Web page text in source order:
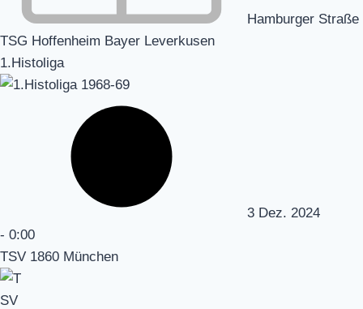
Hamburger Straße
TSG Hoffenheim Bayer Leverkusen
1.Histoliga
3 Dez. 2024
- 0:00
TSV 1860 München